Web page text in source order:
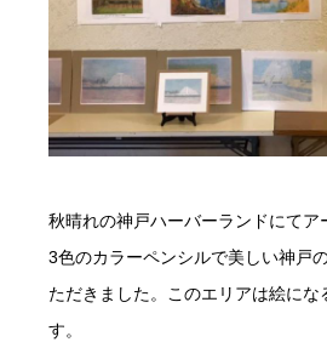
秋晴れの神戸ハーバーランドにてア
3色のカラーペンシルで美しい神戸
ただきました。このエリアは絵にな
す。